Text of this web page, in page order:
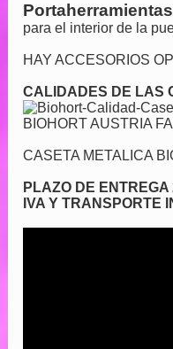
Portaherramientas
para el interior de la
HAY ACCESORIOS
CALIDADES DE LAS
BIOHORT AUSTRIA
CASETA METALICA
PLAZO DE ENTREGA
IVA Y TRANSPORTE